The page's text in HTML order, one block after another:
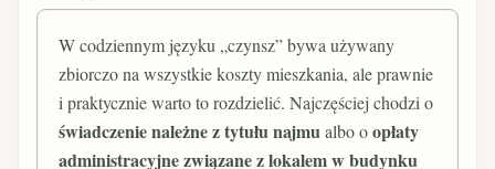
W codziennym języku „czynsz” bywa używany
zbiorczo na wszystkie koszty mieszkania, ale prawnie
i praktycznie warto to rozdzielić. Najczęściej chodzi o
świadczenie należne z tytułu najmualbo oopłaty
administracyjne związane z lokalem w budynku